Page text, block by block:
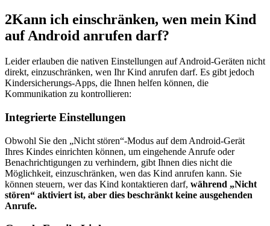
2Kann ich einschränken, wen mein Kind
auf Android anrufen darf?
Leider erlauben die nativen Einstellungen auf Android-Geräten nicht
direkt, einzuschränken, wen Ihr Kind anrufen darf. Es gibt jedoch
Kindersicherungs-Apps, die Ihnen helfen können, die
Kommunikation zu kontrollieren:
Integrierte Einstellungen
Obwohl Sie den „Nicht stören“-Modus auf dem Android-Gerät
Ihres Kindes einrichten können, um eingehende Anrufe oder
Benachrichtigungen zu verhindern, gibt Ihnen dies nicht die
Möglichkeit, einzuschränken, wen das Kind anrufen kann. Sie
können steuern, wer das Kind kontaktieren darf, während „Nicht
stören“ aktiviert ist, aber dies beschränkt keine ausgehenden
Anrufe.